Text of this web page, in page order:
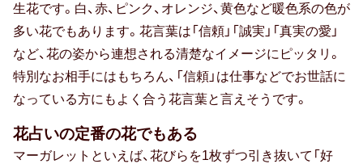
季節のギフト
防災の日
カード式
生花です。白、赤、ピンク、オレンジ、黄色など暖色系の色が
多い花でもあります。花言葉は「信頼」「誠実」「真実の愛」
など、花の姿から連想される清楚なイメージにピッタリ。
特別なお相手にはもちろん、「信頼」は仕事などでお世話に
なっている方にもよく合う花言葉と言えそうです。
花占いの定番の花でもある
マーガレットといえば、花びらを1枚ずつ引き抜いて「好